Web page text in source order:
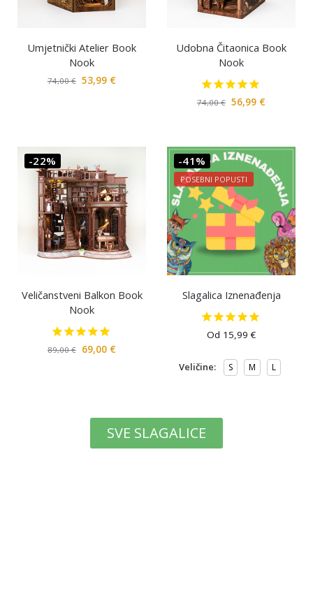
Umjetnički Atelier Book
Nook
74,00€ 53,99 €
Udobna Čitaonica Book
Nook
74,00€ 56,99 €
-22%
Veličanstveni Balkon Book
Nook
89,00€ 69,00 €
-41%
POSEBNI POPUSTI
Slagalica Iznenađenja
Od 15,99€
Veličine: S M L
SVE SLAGALICE